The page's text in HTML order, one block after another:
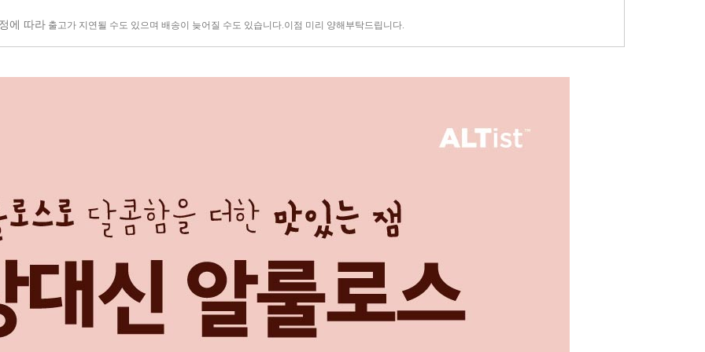
에 따라 출고가 지연될 수도 있으며 배송이 늦어질 수도 있습니다.이점 미리 양해부탁드립니다.